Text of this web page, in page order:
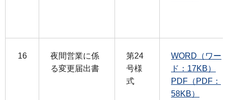
16
夜間営業に係
る変更届出書
第24
号様
式
WORD（ワー
ド：17KB）
PDF（PDF：
58KB）